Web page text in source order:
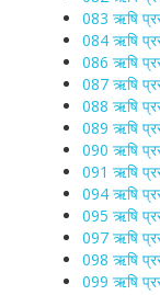
083 ऋषि
084 ऋषि
086 ऋषि
087 ऋषि
088 ऋषि
089 ऋषि
090 ऋषि
091 ऋषि
094 ऋषि
095 ऋषि
097 ऋषि
098 ऋषि
099 ऋषि